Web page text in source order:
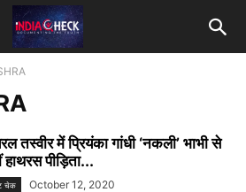
तस्वीर में प्रियंका गांधी ‘नकली’ भाभी से
हाथरस पीड़िता...
चेक October 12, 2020